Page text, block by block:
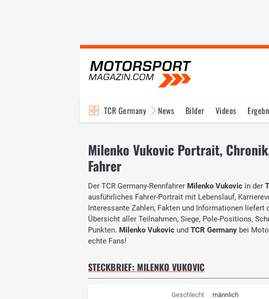
TCR Germany News Bilder Videos
Milenko Vukovic Portrait,
Fahrer
Der TCR Germany-Rennfahrer Milenko Vukovic in der
ausführliches Fahrer-Portrait mit Lebenslauf,
Interessante Zahlen, Fakten und Informationen liefert
Übersicht aller Teilnahmen, Siege, Pole-Positions,
Punkten. Milenko Vukovic und TCR Germany bei
echte Fans!
STECKBRIEF: MILENKO VUKOVIC
Geschlecht männlich